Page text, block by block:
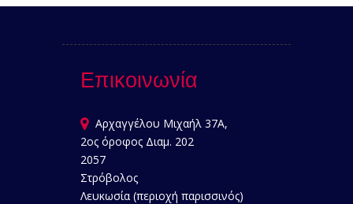
Επικοινωνία
Αρχαγγέλου Μιχαήλ 37Α,
2ος όροφος Διαμ. 202
2057
Στρόβολος
Λευκωσία (περιοχή παρισσινός)